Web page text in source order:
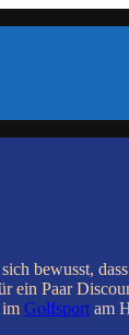
bewusst,
Paar
im Golfsport am